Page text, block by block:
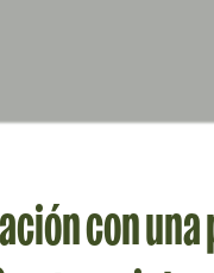
con una